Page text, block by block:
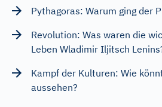
Pythagoras: Warum ging der
Revolution: Was waren die
Leben Wladimir Iljitsch
Kampf der Kulturen: Wie
aussehen?